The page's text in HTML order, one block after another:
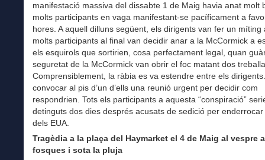
manifestació massiva del dissabte 1 de Maig havia anat molt
molts participants en vaga manifestant-se pacíficament a
hores. A aquell dilluns següent, els dirigents van fer un míting
molts participants al final van decidir anar a la McCormick a
els esquirols que sortirien, cosa perfectament legal, quan
seguretat de la McCormick van obrir el foc matant dos
Comprensiblement, la ràbia es va estendre entre els
convocar al pis d’un d’ells una reunió urgent per decidir com
respondrien. Tots els participants a aquesta “conspiració”
detinguts dos dies després acusats de sedició per
dels EUA.
Tragèdia a la plaça del Haymarket el 4 de Maig al vespre
fosques i sota la pluja